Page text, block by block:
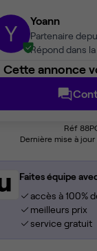
Y Yoann
Partenaire
Répond dans
Cette annonce
Réf
Dernière mise à
Faites équipe
accès à 100%
meilleurs prix
service gratuit